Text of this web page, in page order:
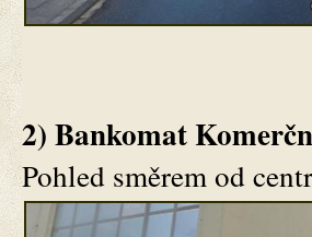
2) Bankomat
Pohled směrem od